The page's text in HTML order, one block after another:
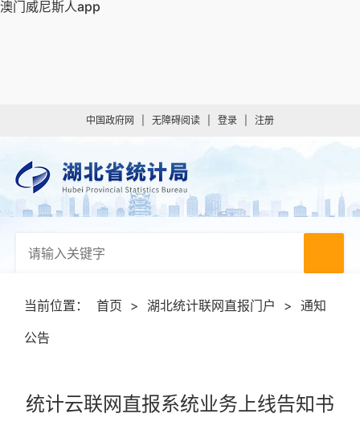
澳门威尼斯人app
中国政府网 无障碍阅读 登录 注册
当前位置： 首页 > 湖北统计联网直报门户 > 通知
公告
统计云联网直报系统业务上线告知书